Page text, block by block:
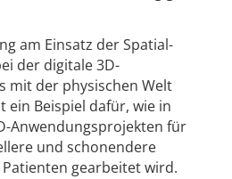
am Einsatz der Spatial-
der digitale 3D-
mit der physischen Welt
ein Beispiel dafür, wie in
Anwendungsprojekten für
und schonendere
gearbeitet wird.